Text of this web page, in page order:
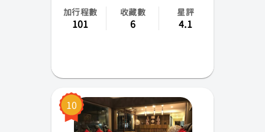
加行程數
101
收藏數
6
星評
4.1
10